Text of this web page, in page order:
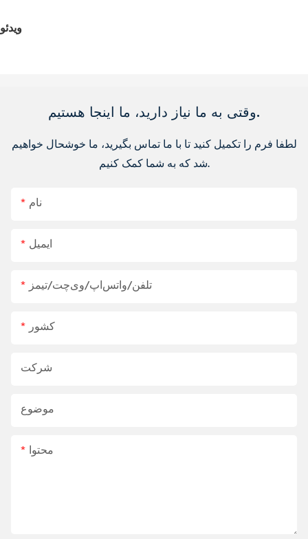
ویدئو
وقتی به ما نیاز دارید، ما اینجا هستیم.
لطفا فرم را تکمیل کنید تا با ما تماس بگیرید، ما خوشحال خواهیم
شد که به شما کمک کنیم.
نام
ایمیل
تلفن/واتس‌اپ/وی‌چت/تیمز
کشور
شرکت
موضوع
محتوا